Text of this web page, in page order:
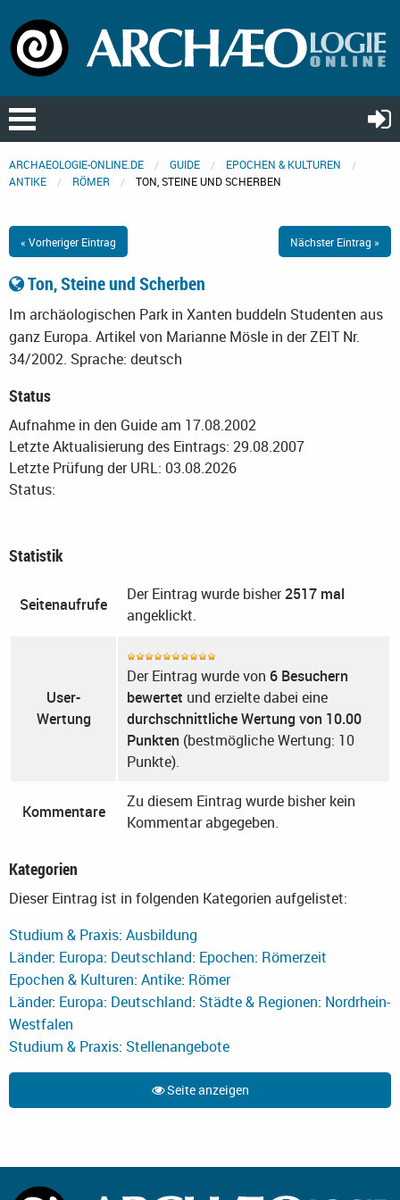
ARCHAEOLOGIE-ONLINE.DE GUIDE
EPOCHEN & KULTUREN
ANTIKE
RÖMER TON, STEINE UND SCHERBEN
« Vorheriger Eintrag Nächster Eintrag »
Ton, Steine und Scherben
Im archäologischen Park in Xanten buddeln Studenten aus
ganz Europa. Artikel von Marianne Mösle in der ZEIT Nr.
34/2002. Sprache: deutsch
Status
Aufnahme in den Guide am 17.08.2002
Letzte Aktualisierung des Eintrags: 29.08.2007
Letzte Prüfung der URL: 03.08.2026
Status:
Statistik
Seitenaufrufe
Der Eintrag wurde bisher2517 mal
angeklickt.
User-
Wertung
Der Eintrag wurde von 6 Besuchern
bewertet und erzielte dabei eine
durchschnittliche Wertung von 10.00
Punkten (bestmögliche Wertung: 10
Punkte).
Kommentare
Zu diesem Eintrag wurde bisher kein
Kommentar abgegeben.
Kategorien
Dieser Eintrag ist in folgenden Kategorien aufgelistet:
Studium & Praxis: Ausbildung
Länder: Europa: Deutschland: Epochen: Römerzeit
Epochen & Kulturen: Antike: Römer
Länder: Europa: Deutschland: Städte & Regionen: Nordrhein-
Westfalen
Studium & Praxis: Stellenangebote
Seite anzeigen